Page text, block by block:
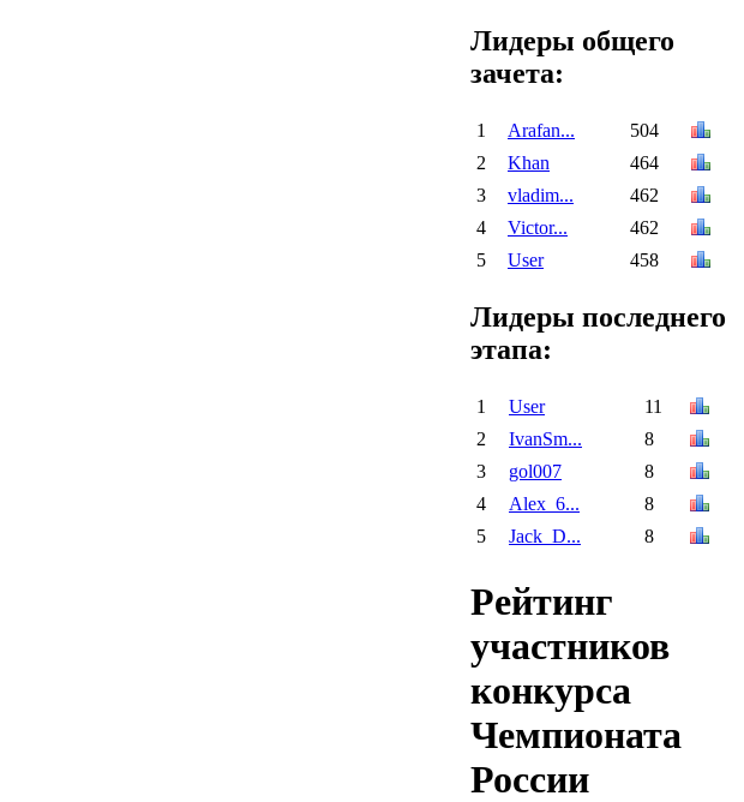
Лидеры общего
зачета:
1 Arafan...
504
2
Khan
464
3
vladim...
462
4
Victor...
462
5
User 458
Лидеры последнего
этапа:
1 User
11
2
IvanSm...
8
3
gol007
8
4
Alex_6...
8
5
Jack_D... 8
Рейтинг
участников
конкурса
Чемпионата
России